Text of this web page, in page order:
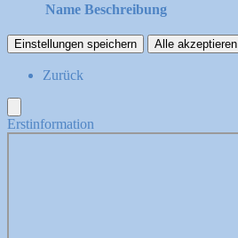
Name Beschreibung
Einstellungen speichern Alle akzeptieren
Zurück
Erstinformation